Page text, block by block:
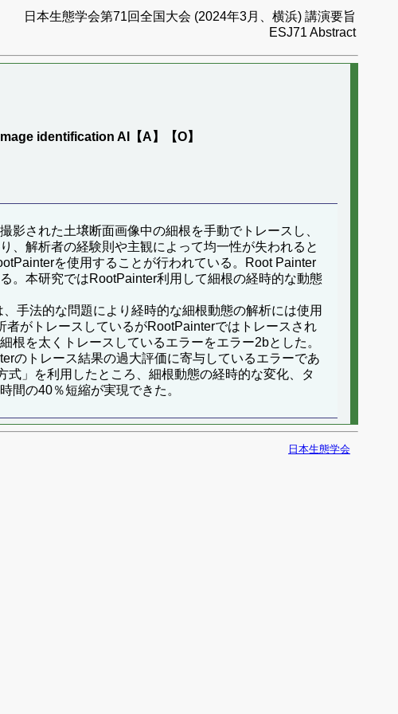
日本生態学会第71回全国大会 (2024年3月、横浜) 講演要旨
ESJ71 Abstract
identification AI【A】【O】
された土壌断面画像中の細根を手動でトレースし、
、解析者の経験則や主観によって均一性が失われると
を使用することが行われている。Root Painter
。本研究ではRootPainter利用して細根の経時的な動態
手法的な問題により経時的な細根動態の解析には使用
がトレースしているがRootPainterではトレースされ
を太くトレースしているエラーをエラー2bとした。
のトレース結果の過大評価に寄与しているエラーであ
」を利用したところ、細根動態の経時的な変化、タ
間の40％短縮が実現できた。
日本生態学会